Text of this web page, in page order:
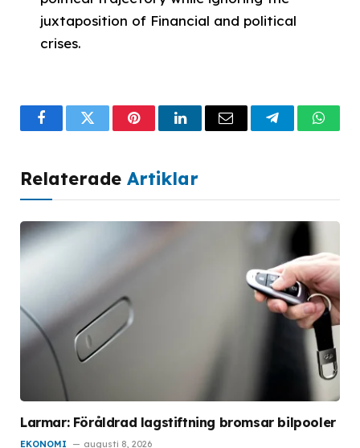
juxtaposition of Financial and political
crises.
FacebookTwitterPinterestLinkedInEmail Telegram
Relaterade Artiklar
Larmar: Föråldrad lagstiftning bromsar bilpooler
EKONOMI augusti 8, 2026